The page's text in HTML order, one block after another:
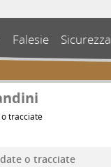
Falesie Sicurezza
tracciate
o tracciate